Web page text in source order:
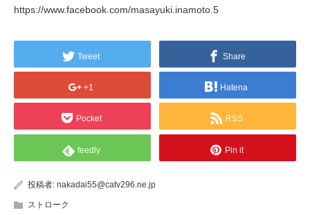
https://www.facebook.com/masayuki.inamoto.5
Tweet Share
+1 Hatena
Pocket RSS
feedly Pin it
投稿者: nakadai55@catv296.ne.jp
ストローク